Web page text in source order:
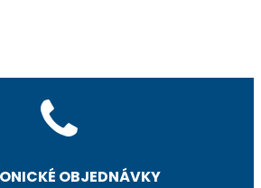
OBJEDNÁVKY